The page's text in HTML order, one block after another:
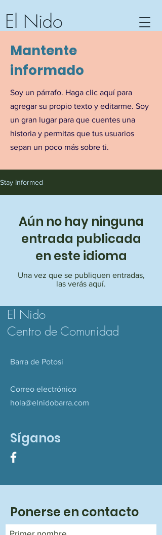
El Nido
Centro de Comunidad...Centro
Comunitario
Barra de Potosí, Guerrero,
México
Mantente
informado
Soy un párrafo. Haga clic aquí para
agregar su propio texto y editarme. Soy
un gran lugar para que cuentes una
historia y permitas que tus usuarios
sepan un poco más sobre ti.
Stay Informed
Aún no hay ninguna
entrada publicada
en este idioma
Una vez que se publiquen entradas,
las verás aquí.
El Nido
Centro de Comunidad
Barra de Potosi
Correo electrónico
hola@elnidobarra.com
Síganos
Ponerse en contacto